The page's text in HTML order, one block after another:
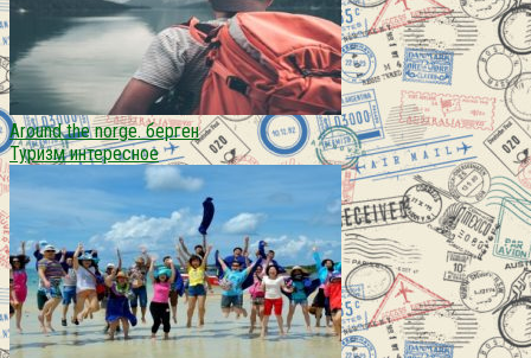
Around the norge. берген
Туризм интересное